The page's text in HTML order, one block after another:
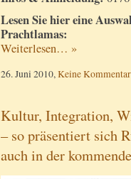
Lesen Sie hier eine
Prachtlamas:
Weiterlesen… »
26. Juni 2010, Keine
Kultur, Integration,
– so präsentiert sich
auch in der